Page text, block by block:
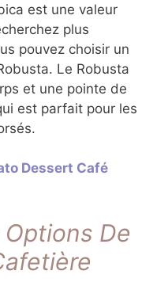
est une valeur
plus
pouvez choisir un
Le Robusta
et une pointe de
est parfait pour les
Dessert Café
De